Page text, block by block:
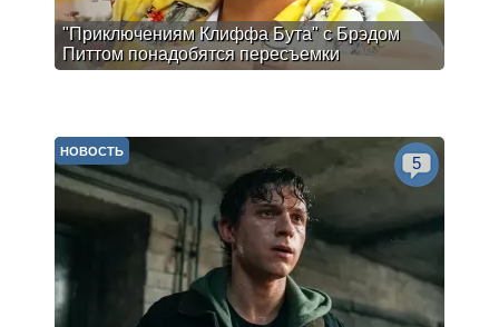
"Приключениям Клиффа Бута" с Брэдом
Питтом понадобятся пересъемки
НОВОСТЬ
5